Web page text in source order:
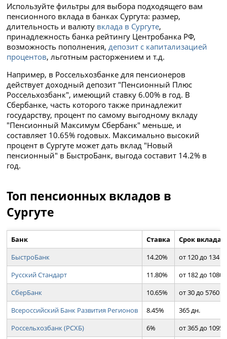
Используйте фильтры для выбора подходящего вам
пенсионного вклада в банках Сургута: размер,
длительность и валюту вклада в Сургуте,
принадлежность банка рейтингу Центробанка РФ,
возможность пополнения, депозит с капитализацией
процентов, льготным расторжением и т.д.
Например, в Россельхозбанке для пенсионеров
действует доходный депозит "Пенсионный Плюс
Россельхозбанк", имеющий ставку 6.00% в год. В
Сбербанке, часть которого также принадлежит
государству, процент по самому выгодному вкладу
"Пенсионный Максимум Сбербанк" меньше, и
составляет 10.65% годовых. Максимально высокий
процент в Сургуте может дать вклад "Новый
пенсионный" в БыстроБанк, выгода составит 14.2% в
год.
Топ пенсионных вкладов в
Сургуте
Банк Ставка
Срок вклада
БыстроБанк
14.20%
от 120 до 134
Русский Стандарт
11.80%
от 182 до 1080
СберБанк
10.65%
от 30 до 5760
Всероссийский Банк Развития Регионов
8.45%
365 дн.
Россельхозбанк (РСХБ)
6%
от 365 до 1095